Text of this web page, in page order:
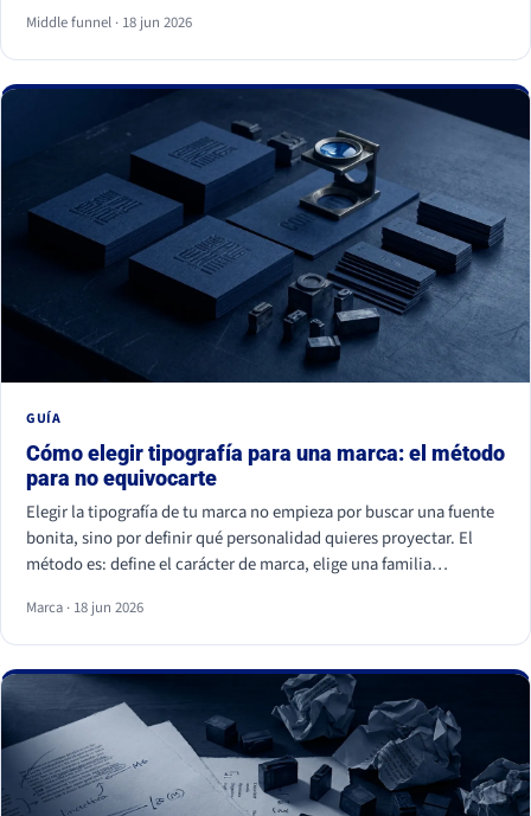
lead (MQL a SQL). Las impresiones, los likes y los seguidores no
cuentan: son volumen, no preferencia.
Middle funnel · 18 jun 2026
GUÍA
Cómo elegir tipografía para una marca: el método
para no equivocarte
Elegir la tipografía de tu marca no empieza por buscar una fuente
bonita, sino por definir qué personalidad quieres proyectar. El
método es: define el carácter de marca, elige una familia
legibilidad en todos tus soportes, comprueba la licencia
comercial y asegúrate de ser distinto a tu competencia. La fuente
es lo último; la estrategia es lo primero.
Marca · 18 jun 2026